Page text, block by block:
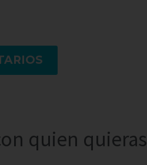
quien quieras